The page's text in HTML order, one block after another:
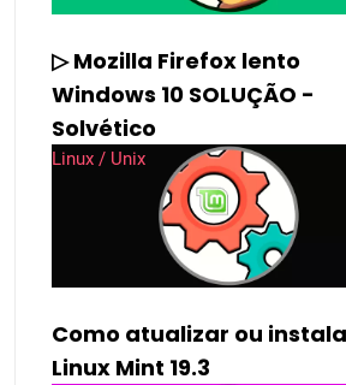
▷ Mozilla Firefox lento
Windows 10 SOLUÇÃO -
Solvético
Linux / Unix
Como atualizar ou
Linux Mint 19.3